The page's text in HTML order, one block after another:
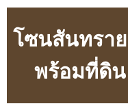
โซนสันทรา
พร้อมที่ดิน